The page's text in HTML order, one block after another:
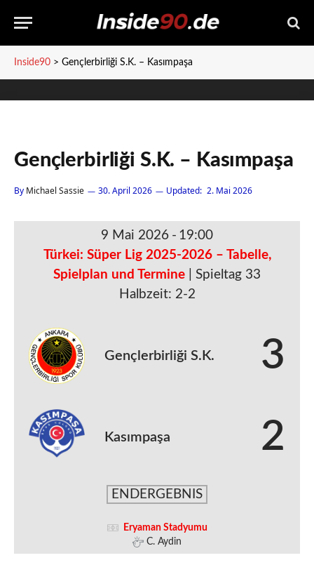
Inside90 > Gençlerbirliği S.K. – Kasımpaşa
Gençlerbirliği S.K. – Kasımpaşa
By Michael Sassie 30. April 2026 Updated: 2. Mai 2026
9 Mai 2026 - 19:00
Türkei: Süper Lig 2025-2026 – Tabelle,
Spielplan und Termine
| Spieltag 33
Halbzeit: 2-2
Gençlerbirliği S.K. 3
Kasımpaşa 2
ENDERGEBNIS
Eryaman Stadyumu
C. Aydin